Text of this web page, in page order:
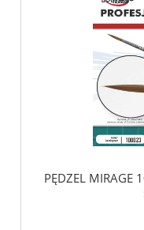
PĘDZEL MIRAGE